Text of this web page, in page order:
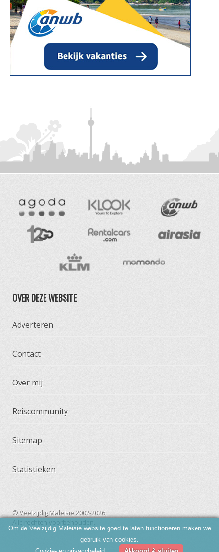
OVER DEZE WEBSITE
Adverteren
Contact
Over mij
Reiscommunity
Sitemap
Statistieken
© Veelzijdig Maleisië 2002-2026.
Alle rechten voorbehouden.
Om de Veelzijdig Maleisie website goed te laten functioneren maken we
gebruik van cookies.